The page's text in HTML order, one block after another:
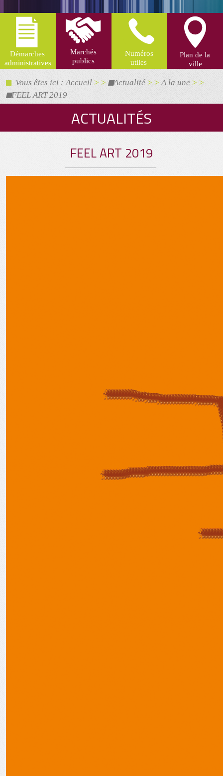
Vous êtes ici : Accueil > > Actualité > >A la une > >
FEEL ART 2019
ACTUALITÉS
FEEL ART 2019